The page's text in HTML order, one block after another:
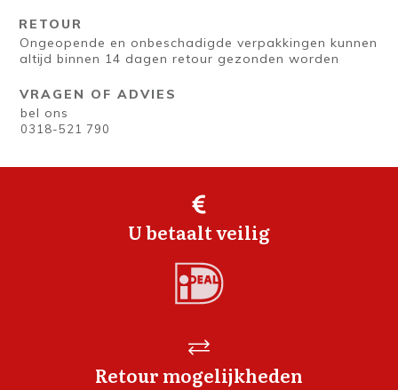
RETOUR
Ongeopende en onbeschadigde verpakkingen kunnen
altijd binnen 14 dagen retour gezonden worden
VRAGEN OF ADVIES
bel ons
0318-521 790
U betaalt veilig
Retour mogelijkheden